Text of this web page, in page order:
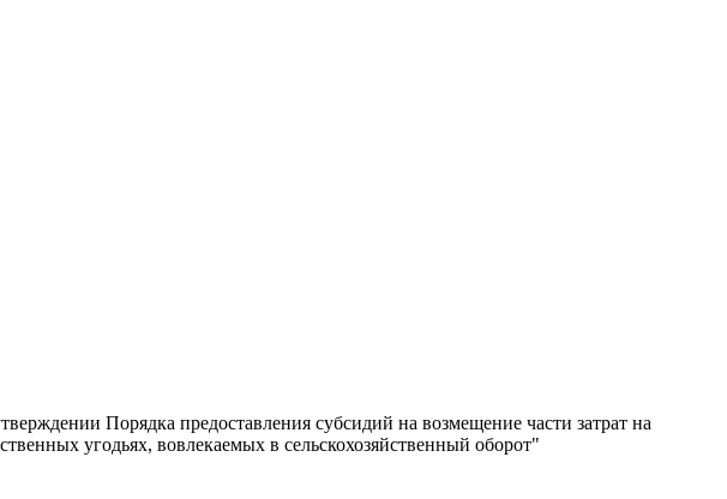
Порядка предоставления субсидий на возмещение части затрат на
угодьях, вовлекаемых в сельскохозяйственный оборот"